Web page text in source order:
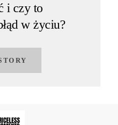
i czy to
w życiu?